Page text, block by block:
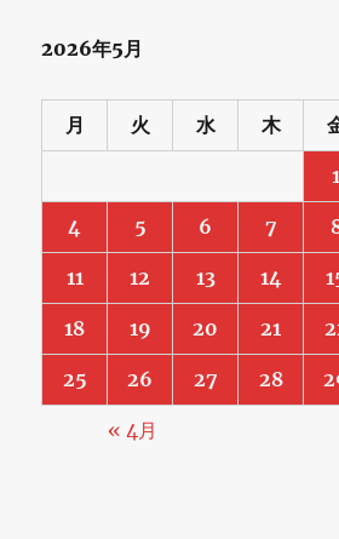
2026年5月
月 火 水 木
1
4 5 6 7
11 12 13 14
18 19 20 21
25 26 27 28
« 4月